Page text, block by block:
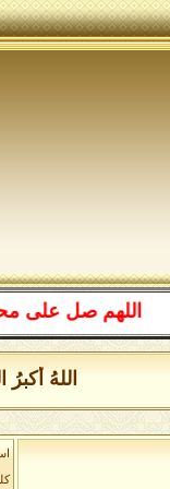
صل على محمد
اللهُ أكبرُ